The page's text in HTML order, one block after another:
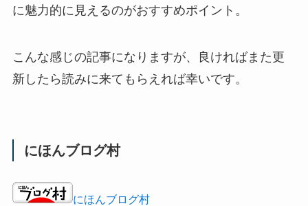
に魅力的に見えるのがおすすめポイント。
こんな感じの記事になりますが、良ければまた更
新したら読みに来てもらえれば幸いです。
にほんブログ村
にほんブログ村